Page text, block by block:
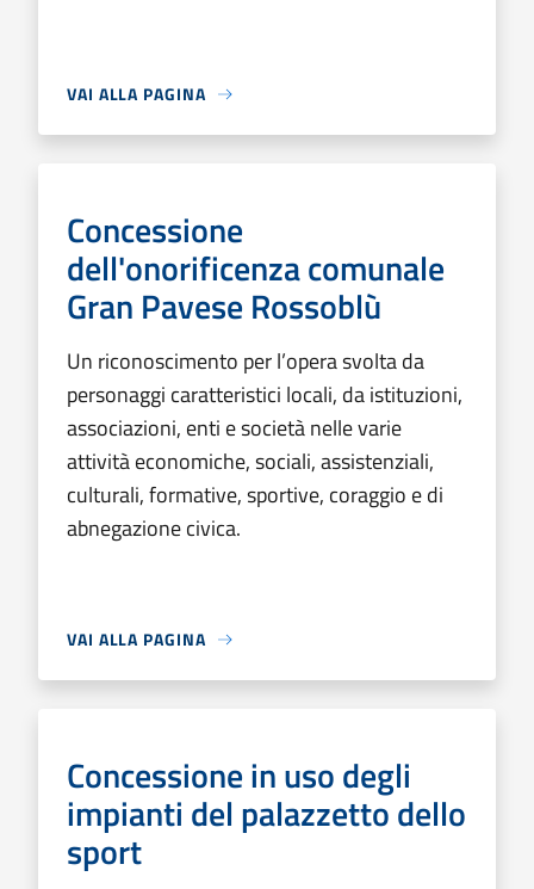
VAI ALLA PAGINA
Concessione
dell'onorificenza comunale
Gran Pavese Rossoblù
Un riconoscimento per l’opera svolta da
personaggi caratteristici locali, da istituzioni,
associazioni, enti e società nelle varie
attività economiche, sociali, assistenziali,
culturali, formative, sportive, coraggio e di
abnegazione civica.
VAI ALLA PAGINA
Concessione in uso degli
impianti del palazzetto dello
sport